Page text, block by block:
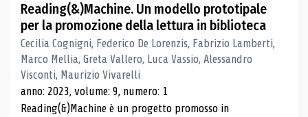
Reading(&)Machine. Un modello prototipale
per la promozione della lettura in biblioteca
Cecilia Cognigni, Federico De Lorenzis, Fabrizio Lamberti,
Marco Mellia, Greta Vallero, Luca Vassio, Alessandro
Visconti, Maurizio Vivarelli
anno: 2023, volume: 9, numero: 1
Reading(&)Machine è un progetto promosso in